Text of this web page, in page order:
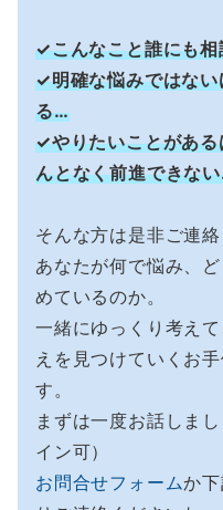
✓こんなこと誰にも
✓明確な悩みではない
る…
✓やりたいことがある
んとなく前進できな
そんな方は是非ご連絡
あなたが何で悩み、
めているのか。
一緒にゆっくり考え
えを見つけていくお
す。
まずは一度お話しま
イン可）
お問合せフォームか